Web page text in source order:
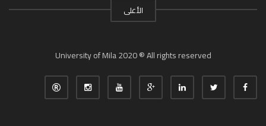
الأعلى
University of Mila 2020 ® All rights reserved